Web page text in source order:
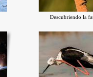
Descubriendo la